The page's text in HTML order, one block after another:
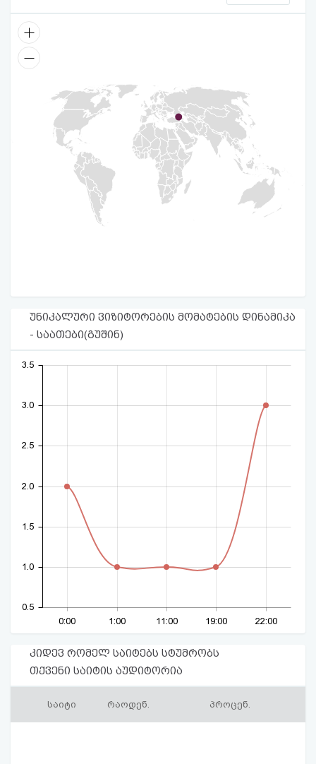
უნიკალური ვიზიტორების მომატების დინამიკა
- საათები(გუშინ)
0:00 1:00 11:00 19:00 22:00
0.5
1.0
1.5
2.0
2.5
3.0
3.5
კიდევ რომელ საიტებს სტუმრობს
თქვენი საიტის აუდიტორია
საიტი რაოდენ. პროცენ.